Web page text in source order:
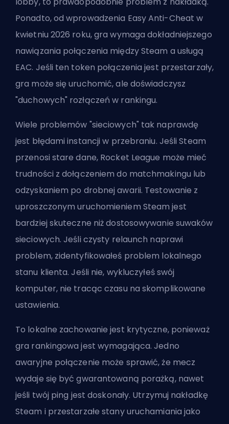
Ponadto, od wprowadzenia Easy Anti-Cheat w
kwietniu 2026 roku, gra wymaga dokładniejszego
nawiązania połączenia między Steam a usługą
EAC. Jeśli ten token połączenia jest przestarzały,
gra może się uruchomić, ale doświadczysz
"duchowych" rozłączeń w rankingu.
Wiele problemów "sieciowych" tak naprawdę
jest błędami instancji w przebraniu. Jeśli Steam
przenosi stare dane, Rocket League może mieć
trudności z dołączeniem do matchmakingu lub
odzyskaniem po drobnej awarii. Testowanie z
uproszczonym uruchomieniem Steam jest
bardziej skuteczne niż dostosowywanie suwaków
sieciowych. Jeśli czysty relaunch naprawi
problem, zidentyfikowałeś problem lokalnego
stanu klienta. Jeśli nie, wykluczyłeś swój
komputer, nie tracąc czasu na skomplikowane
ustawienia.
To lokalne zachowanie jest krytyczne, ponieważ
gra rankingowa jest wymagająca. Jedno
awaryjne połączenie może sprawić, że mecz
wydaje się być gwarantowaną porażką, nawet
jeśli twój ping jest doskonały. Utrzymuj nakładkę
Steam i przestarzałe stany uruchamiania jako